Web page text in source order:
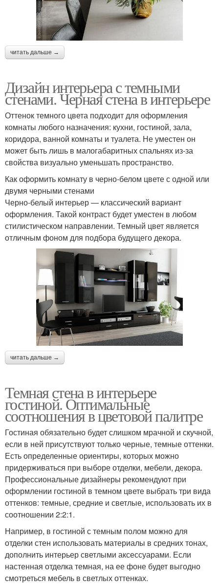
читать дальше →
Дизайн интерьера с темными
стенами. Черная стена в интерьере
Оттенок темного цвета подходит для оформления
комнаты любого назначения: кухни, гостиной, зала,
коридора, ванной комнаты и туалета. Не уместен он
может быть лишь в малогабаритных спальнях из-за
свойства визуально уменьшать пространство.
Как оформить комнату в черно-белом цвете с одной или
двумя черными стенами
Черно-белый интерьер — классический вариант
оформления. Такой контраст будет уместен в любом
стилистическом направлении. Темный цвет является
отличным фоном для подбора будущего декора.
читать дальше →
Темная стена в интерьере
гостиной. Оптимальные
соотношения в цветовой палитре
Гостиная обязательно будет слишком мрачной и скучной,
если в ней присутствуют только черные, темные оттенки.
Есть определенные ориентиры, которых можно
придерживаться при выборе отделки, мебели, декора.
Профессиональные дизайнеры рекомендуют при
оформлении гостиной в темном цвете выбрать три вида
оттенков: темные, средние и светлые, использовать их в
соотношении 2:2:1.
Например, в гостиной с темным полом можно для
отделки стен использовать материалы в средних тонах,
дополнить интерьер светлыми аксессуарами. Если
настенная отделка темная, на ее фоне будет выгодно
смотреться мебель в светлых оттенках.